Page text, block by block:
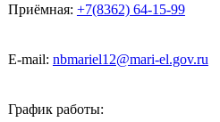
Приёмная: +7(8362) 64-15-99
E-mail: nbmariel12@mari-el.gov.ru
График работы: